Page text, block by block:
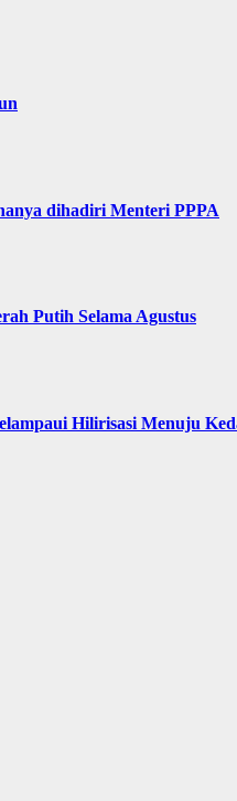
dihadiri Menteri PPPA
Putih Selama Agustus
Hilirisasi Menuju